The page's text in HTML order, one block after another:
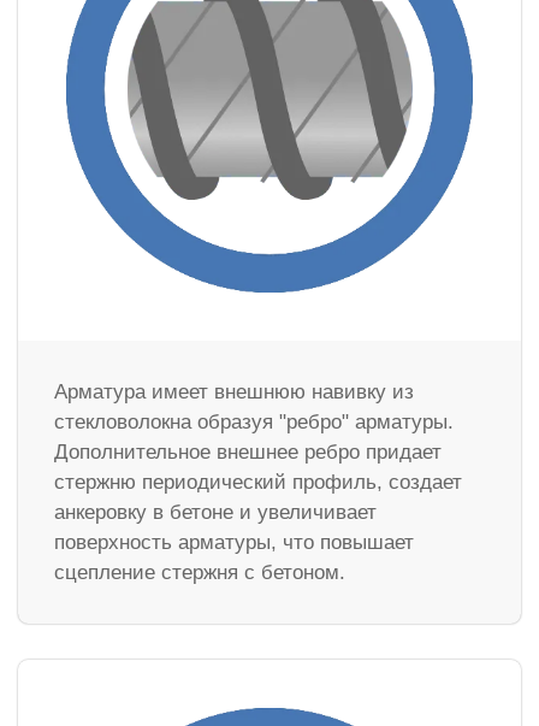
Арматура имеет внешнюю навивку из
стекловолокна образуя "ребро" арматуры.
Дополнительное внешнее ребро придает
стержню периодический профиль, создает
анкеровку в бетоне и увеличивает
поверхность арматуры, что повышает
сцепление стержня с бетоном.